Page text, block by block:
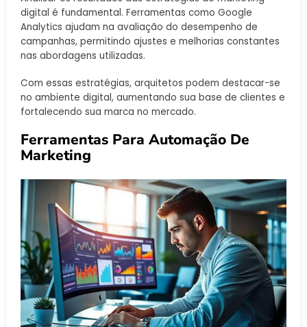
digital é fundamental. Ferramentas como Google
Analytics ajudam na avaliação do desempenho de
campanhas, permitindo ajustes e melhorias constantes
nas abordagens utilizadas.
Com essas estratégias, arquitetos podem destacar-se
no ambiente digital, aumentando sua base de clientes e
fortalecendo sua marca no mercado.
Ferramentas Para Automação De
Marketing